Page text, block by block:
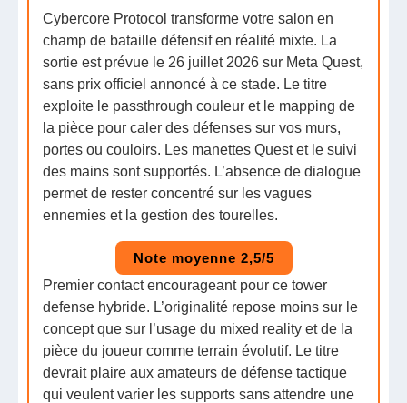
Cybercore Protocol transforme votre salon en
champ de bataille défensif en réalité mixte. La
sortie est prévue le 26 juillet 2026 sur Meta Quest,
sans prix officiel annoncé à ce stade. Le titre
exploite le passthrough couleur et le mapping de
la pièce pour caler des défenses sur vos murs,
portes ou couloirs. Les manettes Quest et le suivi
des mains sont supportés. L’absence de dialogue
permet de rester concentré sur les vagues
ennemies et la gestion des tourelles.
Note moyenne 2,5/5
Premier contact encourageant pour ce tower
defense hybride. L’originalité repose moins sur le
concept que sur l’usage du mixed reality et de la
pièce du joueur comme terrain évolutif. Le titre
devrait plaire aux amateurs de défense tactique
qui veulent varier les supports sans attendre une